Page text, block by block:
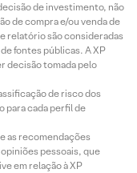
de investimento, não
de compra e/ou venda de
relatório são consideradas
fontes públicas. A XP
decisão tomada pelo
de risco dos
para cada perfil de
as recomendações
pessoais, que
em relação à XP